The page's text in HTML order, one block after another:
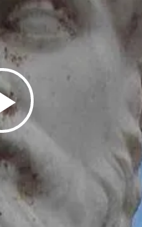
Play
Video